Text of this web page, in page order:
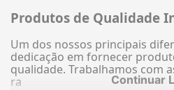
Produtos de Qualidade
Um dos nossos principais
dedicação em fornecer
qualidade. Trabalhamos com
ra
Continuar